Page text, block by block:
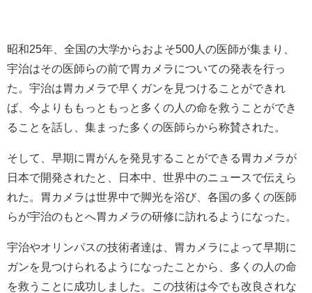
昭和25年、全国の大学からおよそ500人の医師が集まり、
宇治はその医師らの前で胃カメラについての発表を行っ
た。宇治は胃カメラで早くガンを見つけることができれ
ば、今よりももっともっと多くの人の命を救うことができ
ることを話し、集まった多くの医師らから称賛された。
そして、早期に胃がんを発見することができる胃カメラが
日本で開発されたと、日本中、世界中のニュースで伝えら
れた。胃カメラは世界中で脚光を浴び、各国の多くの医師
らが宇治のもとへ胃カメラの研修に訪れるようになった。
宇治やオリンパスの技術者達は、胃カメラによって早期に
ガンを見つけられるようになったことから、多くの人の命
を救うことに成功しました。この技術は今でも改良されな